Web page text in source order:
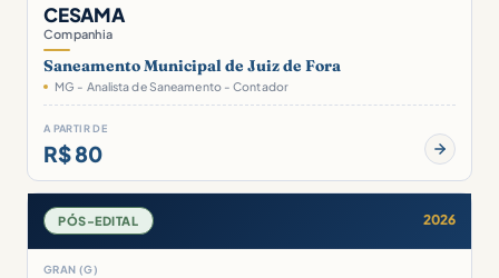
CESAMA
Companhia
Saneamento Municipal de Juiz de Fora
MG - Analista de Saneamento - Contador
A PARTIR DE
R$ 80
PÓS-EDITAL 2026
GRAN (G)